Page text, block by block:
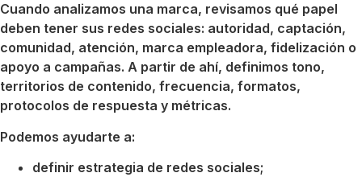
Cuando analizamos una marca, revisamos qué papel
deben tener sus redes sociales: autoridad, captación,
comunidad, atención, marca empleadora, fidelización o
apoyo a campañas. A partir de ahí, definimos tono,
territorios de contenido, frecuencia, formatos,
protocolos de respuesta y métricas.
Podemos ayudarte a:
definir estrategia de redes sociales;